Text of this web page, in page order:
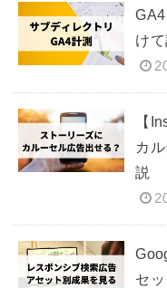
け
【
カ
説
セ